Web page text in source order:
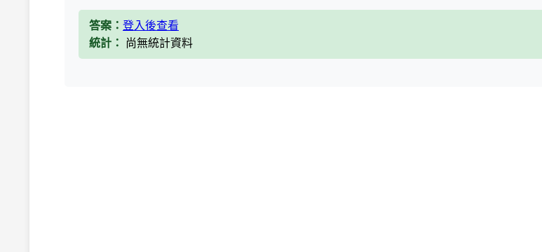
答案： 登入後查看
統計：
尚無統計資料